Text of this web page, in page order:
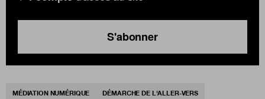
S'abonner
MÉDIATION NUMÉRIQUE DÉMARCHE DE L'ALLER-VERS